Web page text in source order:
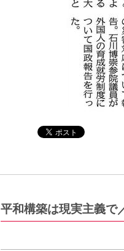
平和構築は現実主義で